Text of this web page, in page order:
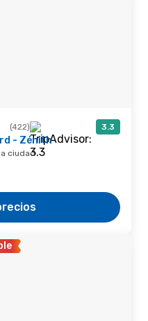
(422) 3.3
- Zénith
ciudad